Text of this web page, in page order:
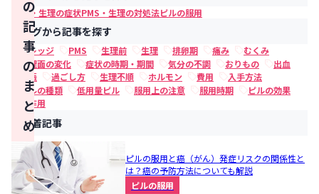
の
記
事
の
ま
と
め
こ
の
記
PMS・生理の症状PMS・生理の対処法ピルの服用
タグから記事を探す
ナレッジ PMS 生理前 生理 排卵期 痛み
むくみ
心理面の変化
症状の時期・期間 気分の不調 おりもの
出血
妊娠
過ごし方 生理不順 ホルモン 費用
入手方法
ピルの種類
低用量ピル 服用上の注意 服用時期
ピルの効果
副作用
新着記事
ピルの服用と癌（がん）発症リスクの関係性と
は？癌の予防方法についても解説
ピルの服用